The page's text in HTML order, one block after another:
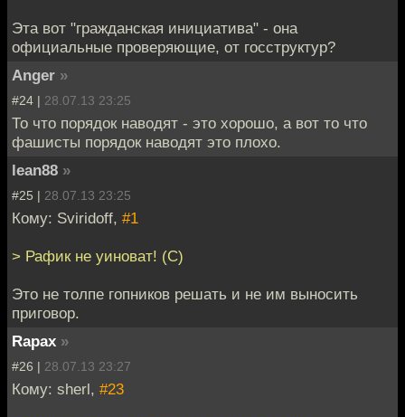
Эта вот "гражданская инициатива" - она
официальные проверяющие, от госструктур?
Anger »
#24 | 28.07.13 23:25
То что порядок наводят - это хорошо, а вот то что
фашисты порядок наводят это плохо.
lean88 »
#25 | 28.07.13 23:25
Кому: Sviridoff, #1
> Рафик не уиноват! (С)
Это не толпе гопников решать и не им выносить
приговор.
Rapax »
#26 | 28.07.13 23:27
Кому: sherl, #23